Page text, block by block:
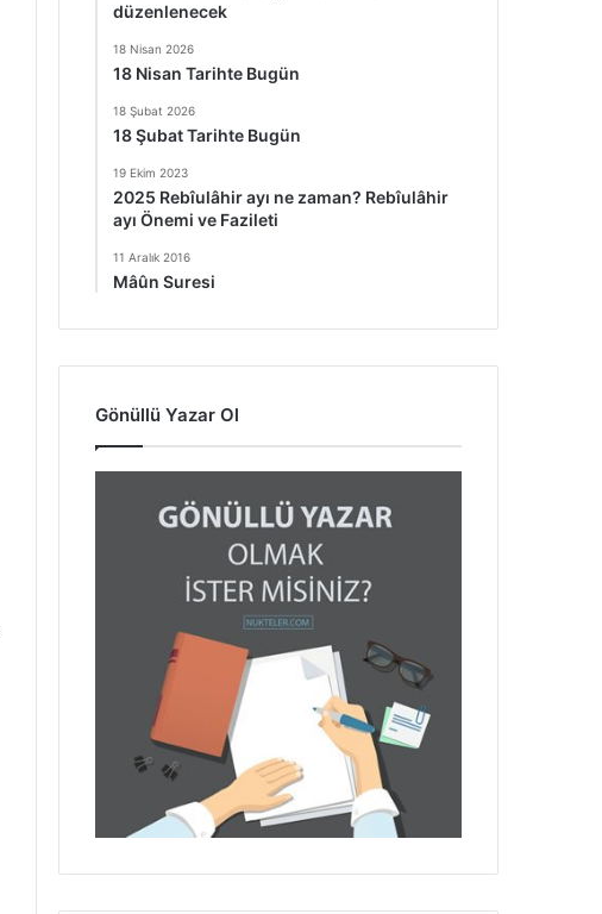
düzenlenecek
18 Nisan 2026
18 Nisan Tarihte Bugün
18 Şubat 2026
18 Şubat Tarihte Bugün
19 Ekim 2023
2025 Rebîulâhir ayı ne zaman? Rebîulâhir
ayı Önemi ve Fazileti
11 Aralık 2016
Mâûn Suresi
Gönüllü Yazar Ol